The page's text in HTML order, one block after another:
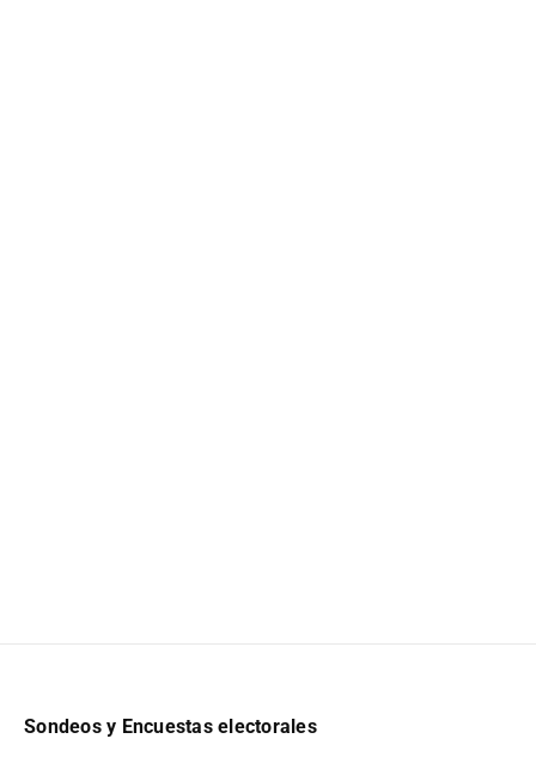
Sondeos y Encuestas electorales